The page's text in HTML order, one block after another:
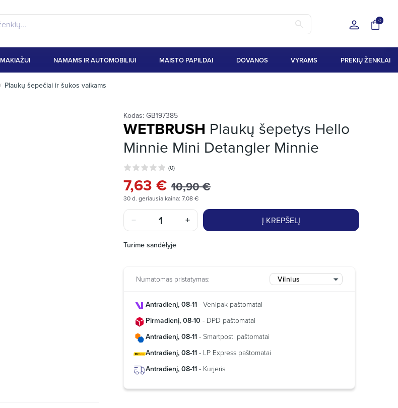
0
MAKIAŽUI NAMAMS IR AUTOMOBILIUI MAISTO PAPILDAI DOVANOS VYRAMS PREKIŲ ŽENKLAI
Plaukų šepečiai ir šukos vaikams
Kodas: GB197385
WETBRUSH Plaukų šepetys Hello
Minnie Mini Detangler Minnie
(0)
7,63 € 10,90 €
30 d. geriausia kaina: 7,08 €
Į KREPŠELĮ
Turime sandėlyje
Numatomas pristatymas: Vilnius
Antradienį, 08-11 - Venipak paštomatai
Pirmadienį, 08-10 - DPD paštomatai
Antradienį, 08-11 - Smartposti paštomatai
Antradienį, 08-11 - LP Express paštomatai
Antradienį, 08-11 - Kurjeris